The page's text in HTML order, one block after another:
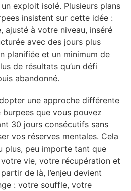
exploit isolé. Plusieurs plans
insistent sur cette idée :
ajusté à votre niveau, inséré
avec des jours plus
planifiée et un minimum de
de résultats qu’un défi
abandonné.
une approche différente
que vous pouvez
30 jours consécutifs sans
vos réserves mentales. Cela
plus, peu importe tant que
vie, votre récupération et
de là, l’enjeu devient
: votre souffle, votre